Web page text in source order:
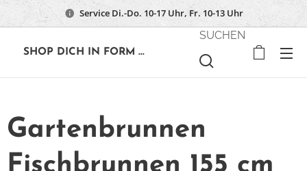
Service Di.-Do. 10-17 Uhr, Fr. 10-13 Uhr
SHOP DICH IN FORM ...
SUCHEN
Gartenbrunnen
Fischbrunnen 155 cm